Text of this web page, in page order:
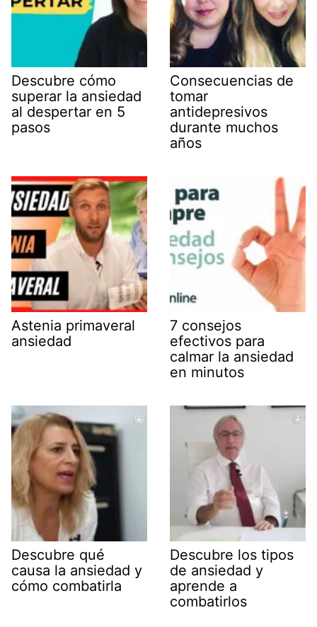
Descubre cómo
superar la ansiedad
al despertar en 5
pasos
Consecuencias de
tomar
antidepresivos
durante muchos
años
Astenia primaveral
ansiedad
7 consejos
efectivos para
calmar la ansiedad
en minutos
Descubre qué
causa la ansiedad y
cómo combatirla
Descubre los tipos
de ansiedad y
aprende a
combatirlos